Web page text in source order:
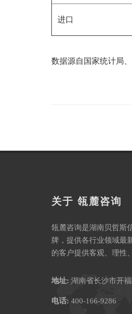
进口
数据源自国家统计局
关于 瓴麓咨询
瓴麓咨询是湖南贝哲斯
牌，提供各行业领域最
的客户提供客观、理性
地址: 湖南省长沙市开
电话: 400-166-9286